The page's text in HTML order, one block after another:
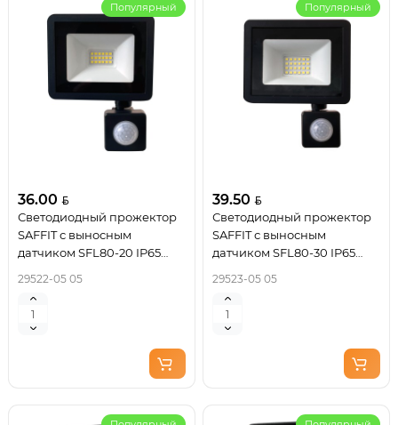
Популярный
36.00
Светодиодный прожектор
SAFFIT с выносным
датчиком SFL80-20 IP65
29522-05 05
Популярный
39.50
Светодиодный прожектор
SAFFIT с выносным
датчиком SFL80-30 IP65
29523-05 05